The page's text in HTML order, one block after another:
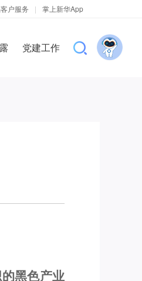
户服务 | 掌上新华App
党建工作
黑色产业